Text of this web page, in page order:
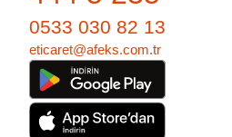
0533 030 82 13
eticaret@afeks.com.tr